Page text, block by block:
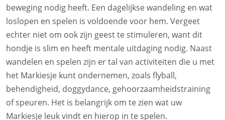
beweging nodig heeft. Een dagelijkse wandeling en wat
loslopen en spelen is voldoende voor hem. Vergeet
echter niet om ook zijn geest te stimuleren, want dit
hondje is slim en heeft mentale uitdaging nodig. Naast
wandelen en spelen zijn er tal van activiteiten die u met
het Markiesje kunt ondernemen, zoals flyball,
behendigheid, doggydance, gehoorzaamheidstraining
of speuren. Het is belangrijk om te zien wat uw
Markiesje leuk vindt en hierop in te spelen.